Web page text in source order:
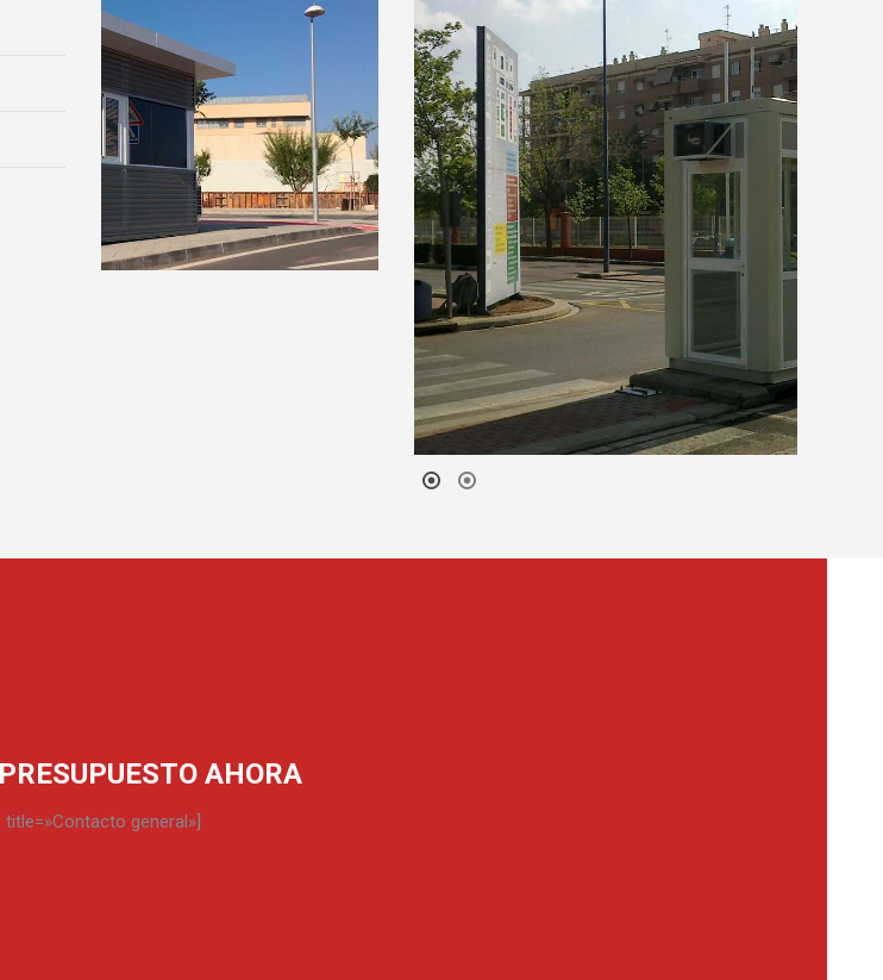
AHORA
title=»Contacto general»]